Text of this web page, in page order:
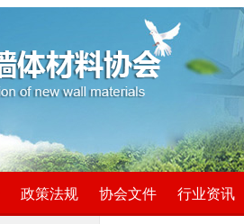
政策法规 协会文件 行业资讯